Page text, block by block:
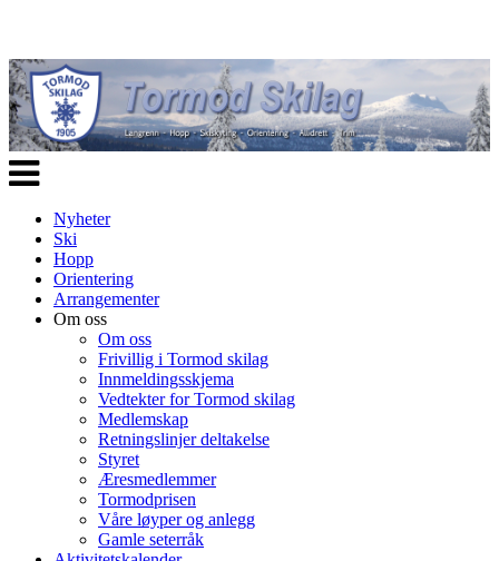
Veksle
navigasjon
Nyheter
Ski
Hopp
Orientering
Arrangementer
Om oss
Om oss
Frivillig i Tormod skilag
Innmeldingsskjema
Vedtekter for Tormod skilag
Medlemskap
Retningslinjer deltakelse
Styret
Æresmedlemmer
Tormodprisen
Våre løyper og anlegg
Gamle seterråk